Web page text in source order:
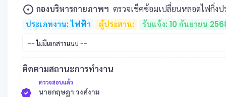
กองบริหารกายภาพฯ ตรวจเช็คซ้อมเปลี่ยนหลอดไฟกิ่ง
ประเภทงาน: ไฟฟ้า ผู้ประสาน: รับแจ้ง: 10 กันยายน
-- ไม่มีเอกสารแนบ --
ติดตามสถานะการทำงาน
ตรวจสอบแล้ว
นายกฤษฎา วงศ์งาม